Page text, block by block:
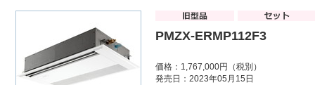
PMZX-ERMP112F3
価格：1,767,000円（税別）
発売日：2023年05月15日